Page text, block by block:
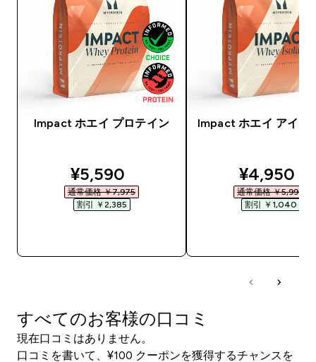
Impact ホエイ プロテイン
discounted price
¥5,590‎
通常価格 ￥7,975‎
割引 ￥2,385‎
Impact ホエイ アイソ
¥4,950‎
通常価格 ￥5,990‎
割引 ￥1,040‎
すべてのお客様の口コミ
現在口コミはありません。
口コミを書いて、¥100 クーポンを獲得するチャンスを